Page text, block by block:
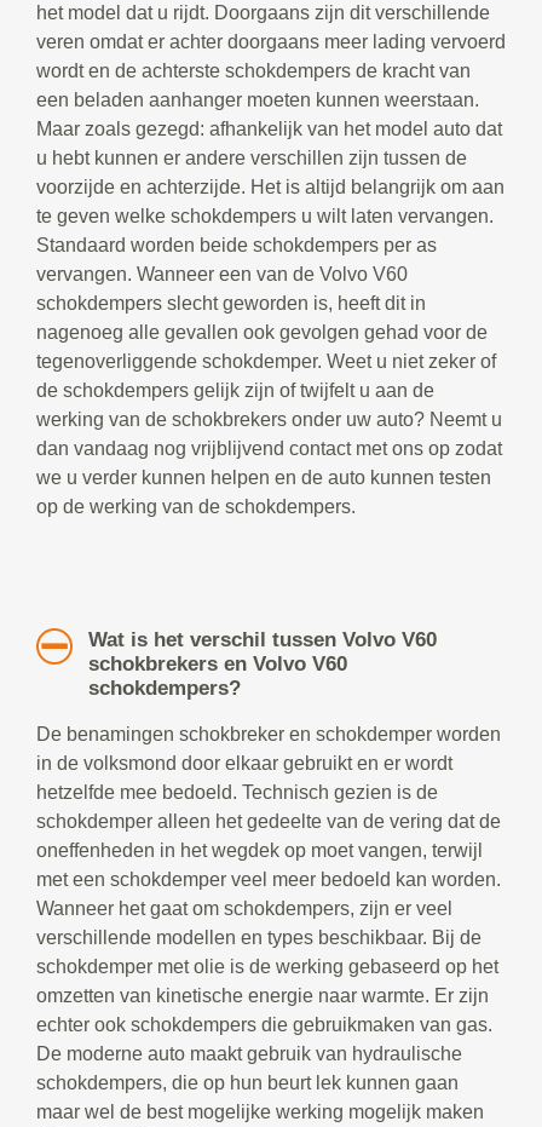
het model dat u rijdt. Doorgaans zijn dit verschillende
veren omdat er achter doorgaans meer lading vervoerd
wordt en de achterste schokdempers de kracht van
een beladen aanhanger moeten kunnen weerstaan.
Maar zoals gezegd: afhankelijk van het model auto dat
u hebt kunnen er andere verschillen zijn tussen de
voorzijde en achterzijde. Het is altijd belangrijk om aan
te geven welke schokdempers u wilt laten vervangen.
Standaard worden beide schokdempers per as
vervangen. Wanneer een van de Volvo V60
schokdempers slecht geworden is, heeft dit in
nagenoeg alle gevallen ook gevolgen gehad voor de
tegenoverliggende schokdemper. Weet u niet zeker of
de schokdempers gelijk zijn of twijfelt u aan de
werking van de schokbrekers onder uw auto? Neemt u
dan vandaag nog vrijblijvend contact met ons op zodat
we u verder kunnen helpen en de auto kunnen testen
op de werking van de schokdempers.
Wat is het verschil tussen Volvo V60
schokbrekers en Volvo V60
schokdempers?
De benamingen schokbreker en schokdemper worden
in de volksmond door elkaar gebruikt en er wordt
hetzelfde mee bedoeld. Technisch gezien is de
schokdemper alleen het gedeelte van de vering dat de
oneffenheden in het wegdek op moet vangen, terwijl
met een schokdemper veel meer bedoeld kan worden.
Wanneer het gaat om schokdempers, zijn er veel
verschillende modellen en types beschikbaar. Bij de
schokdemper met olie is de werking gebaseerd op het
omzetten van kinetische energie naar warmte. Er zijn
echter ook schokdempers die gebruikmaken van gas.
De moderne auto maakt gebruik van hydraulische
schokdempers, die op hun beurt lek kunnen gaan
maar wel de best mogelijke werking mogelijk maken